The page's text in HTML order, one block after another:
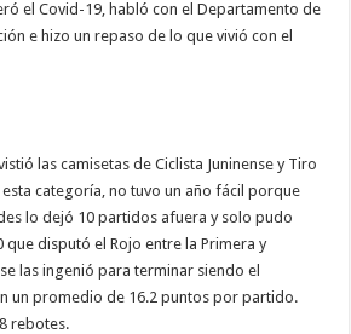
el Covid-19, habló con el Departamento de
e hizo un repaso de lo que vivió con el
las camisetas de Ciclista Juninense y Tiro
categoría, no tuvo un año fácil porque
lo dejó 10 partidos afuera y solo pudo
que disputó el Rojo entre la Primera y
las ingenió para terminar siendo el
un promedio de 16.2 puntos por partido.
rebotes.